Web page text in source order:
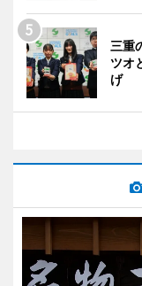
三重
ツオ
げ